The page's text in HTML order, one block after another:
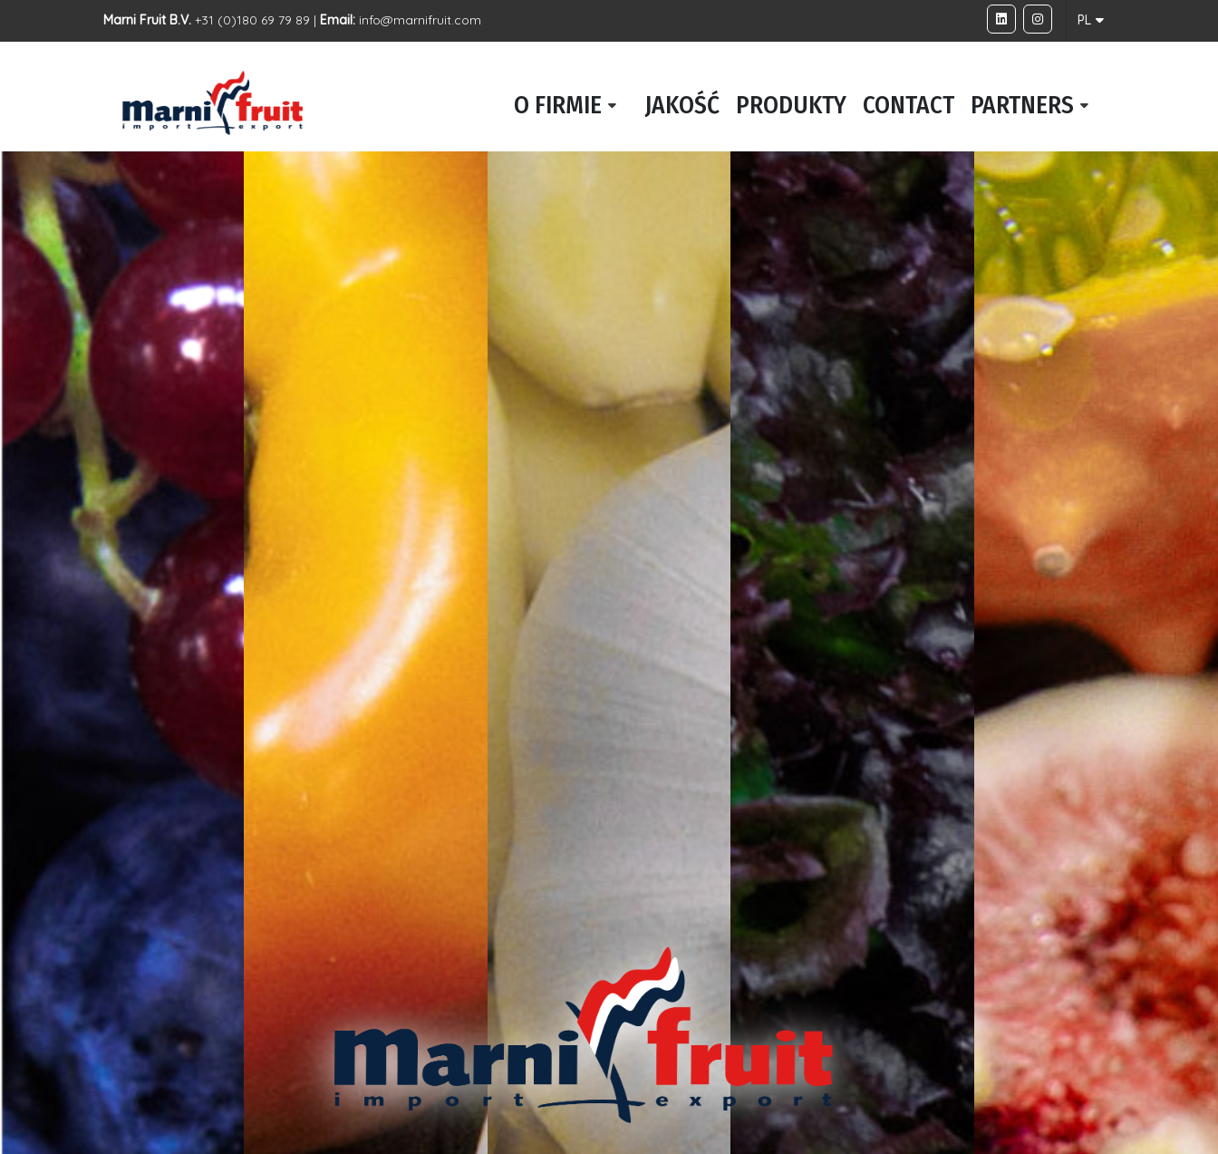
Marni Fruit B.V. +31 (0)180 69 79 89 | Email: info@marnifruit.com PL
O FIRMIE JAKOŚĆ PRODUKTY CONTACT PARTNERS